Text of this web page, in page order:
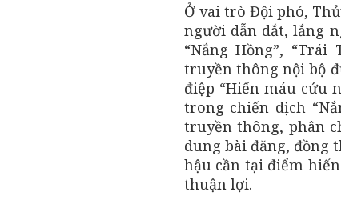
Ở vai trò Đội phó,
người dẫn dắt, lắng
“Nắng Hồng”,
truyền thông nội bộ
điệp “Hiến máu cứu
trong chiến dịch
truyền thông, phân
dung bài đăng, đồng
hậu cần tại điểm
thuận lợi.